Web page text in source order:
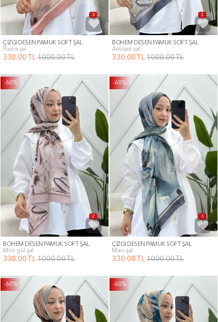
3
ÇİZGİ DESEN PAMUK SOFT ŞAL
pudra şal
330.00 TL 1000.00TL
1
BOHEM DESEN PAMUK SOFT ŞAL
antrasit şal
330.00 TL 1000.00TL
-60%
2
BOHEM DESEN PAMUK SOFT ŞAL
mint gül şal
330.00 TL 1000.00TL
-60%
3
ÇİZGİ DESEN PAMUK SOFT ŞAL
mavi şal
330.00 TL 1000.00TL
-60% -60%